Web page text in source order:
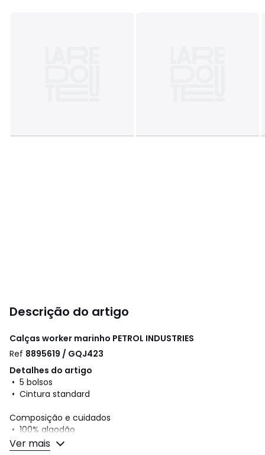
Descrição do artigo
Calças worker marinho PETROL INDUSTRIES
Ref 8895619 / GQJ423
Detalhes do artigo
• 5 bolsos
• Cintura standard
Composição e cuidados
• 100% algodão
• Para limpar, siga as instruções que figuram na etiqueta
Ver mais